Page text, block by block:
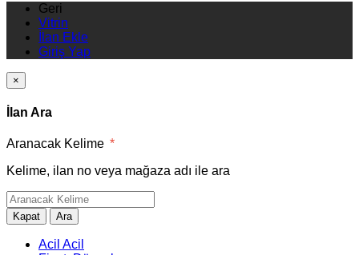
Geri
Vitrin
İlan Ekle
Giriş Yap
×
İlan Ara
Aranacak Kelime *
Kelime, ilan no veya mağaza adı ile ara
Kapat Ara
Acil Acil